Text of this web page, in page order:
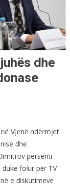
dhe
Vjenë ndërmjet
dhe
përsëriti
folur për TV
e diskutimeve